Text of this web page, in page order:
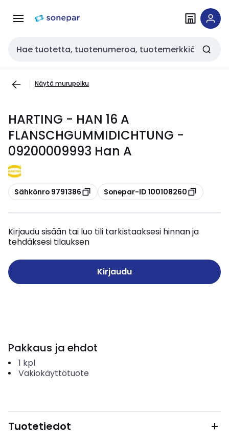
navigointiinsisältöön
Haku
Näytä murupolku
HARTING - HAN 16 A
FLANSCHGUMMIDICHTUNG -
09200009993 Han A
Kopioi
Sähkönro 9791386 Kopioi
Sonepar-ID 100108260
Kirjaudu sisään tai luo tili tarkistaaksesi hinnan ja
tehdäksesi tilauksen
Kirjaudu
Pakkaus ja ehdot
1 kpl
Vakiokäyttötuote
Tuotetiedot